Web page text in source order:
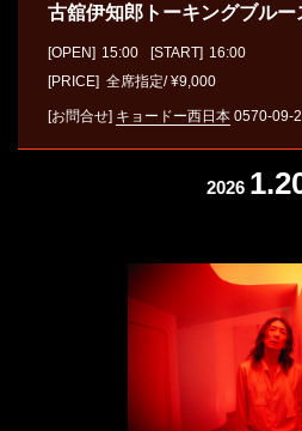
古舘󠄁伊知郎トーキングブルー
[OPEN] 15:00 [START] 16:00
[PRICE] 全席指定/ ¥9,000
[お問合せ] キョードー西日本 0570-09-
2026